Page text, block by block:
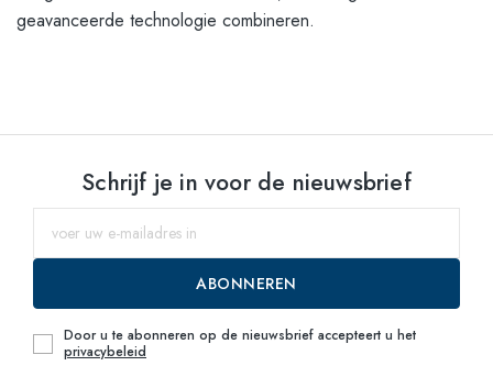
geavanceerde technologie combineren.
Schrijf je in voor de nieuwsbrief
ABONNEREN
Door u te abonneren op de nieuwsbrief accepteert u het
privacybeleid